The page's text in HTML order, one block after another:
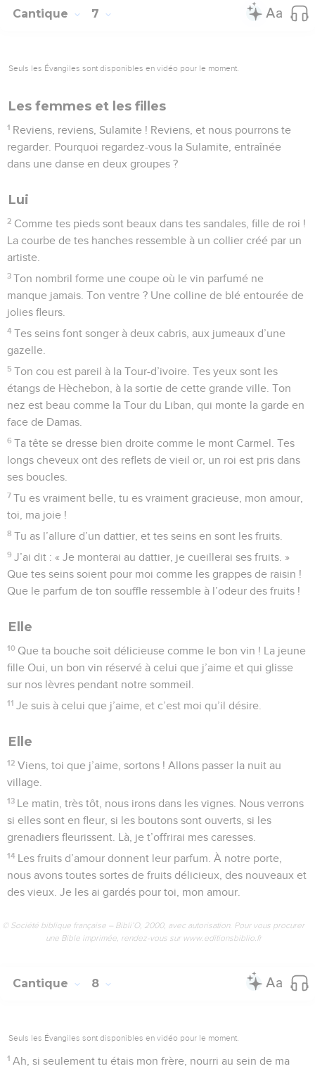
Cantique 7
Seuls les Évangiles sont disponibles en vidéo pour le moment.
Les femmes et les filles
1 Reviens, reviens, Sulamite ! Reviens, et nous pourrons te
regarder. Pourquoi regardez-vous la Sulamite, entraînée
dans une danse en deux groupes ?
Lui
2 Comme tes pieds sont beaux dans tes sandales, fille de roi !
La courbe de tes hanches ressemble à un collier créé par un
artiste.
3 Ton nombril forme une coupe où le vin parfumé ne
manque jamais. Ton ventre ? Une colline de blé entourée de
jolies fleurs.
4 Tes seins font songer à deux cabris, aux jumeaux d’une
gazelle.
5 Ton cou est pareil à la Tour-d’ivoire. Tes yeux sont les
étangs de Hèchebon, à la sortie de cette grande ville. Ton
nez est beau comme la Tour du Liban, qui monte la garde en
face de Damas.
6 Ta tête se dresse bien droite comme le mont Carmel. Tes
longs cheveux ont des reflets de vieil or, un roi est pris dans
ses boucles.
7 Tu es vraiment belle, tu es vraiment gracieuse, mon amour,
toi, ma joie !
8 Tu as l’allure d’un dattier, et tes seins en sont les fruits.
9 J’ai dit : « Je monterai au dattier, je cueillerai ses fruits. »
Que tes seins soient pour moi comme les grappes de raisin !
Que le parfum de ton souffle ressemble à l’odeur des fruits !
Elle
10 Que ta bouche soit délicieuse comme le bon vin ! La jeune
fille Oui, un bon vin réservé à celui que j’aime et qui glisse
sur nos lèvres pendant notre sommeil.
11 Je suis à celui que j’aime, et c’est moi qu’il désire.
Elle
12 Viens, toi que j’aime, sortons ! Allons passer la nuit au
village.
13 Le matin, très tôt, nous irons dans les vignes. Nous verrons
si elles sont en fleur, si les boutons sont ouverts, si les
grenadiers fleurissent. Là, je t’offrirai mes caresses.
14 Les fruits d’amour donnent leur parfum. À notre porte,
nous avons toutes sortes de fruits délicieux, des nouveaux et
des vieux. Je les ai gardés pour toi, mon amour.
© Société biblique française – Bibli’O, 2000, avec autorisation. Pour vous procurer
une Bible imprimée, rendez-vous sur www.editionsbiblio.fr
Cantique 8
Seuls les Évangiles sont disponibles en vidéo pour le moment.
1 Ah, si seulement tu étais mon frère, nourri au sein de ma